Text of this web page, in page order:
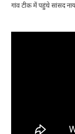
गांव टीक में पहुंचे सांसद